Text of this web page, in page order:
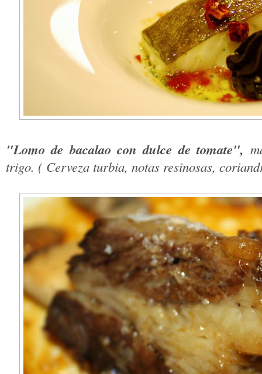
"Lomo de bacalao con dulce de tomate",
trigo. ( Cerveza turbia, notas resinosas,